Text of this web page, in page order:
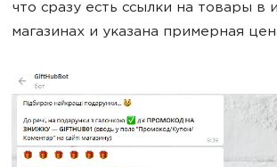
что сразу есть ссылки на товары в
магазинах и указана примерная